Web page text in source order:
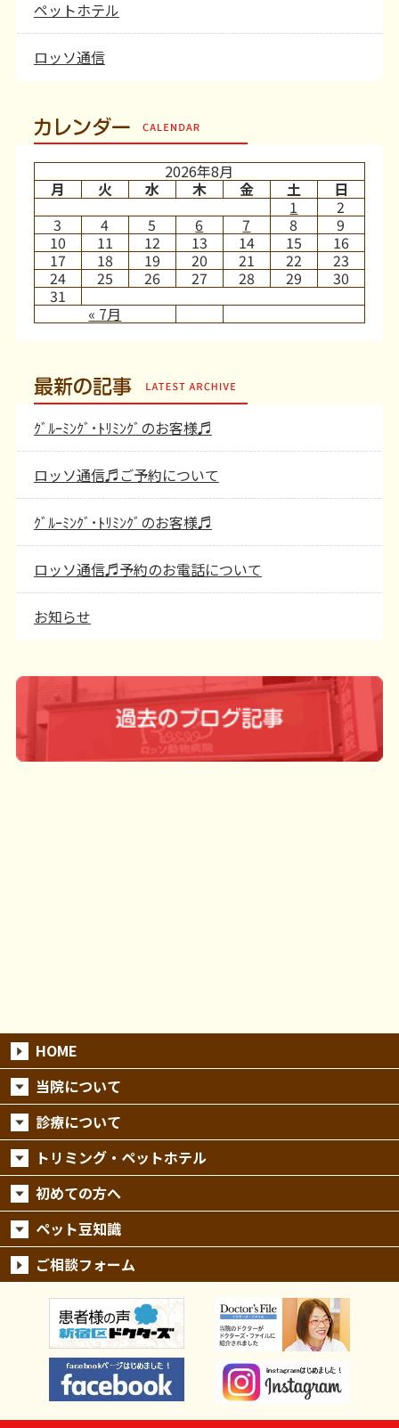
ペットホテル
ロッソ通信
カレンダー
2026年8月
月
火 水 木 金 土 日
« 7月
1
2
3
4 5 6 7 8
9
10
11 12 13 14 15
16
17
18 19 20 21 22
23
24
25 26 27 28 29
30
31
最新の記事
ｸﾞﾙｰﾐﾝｸﾞ･ﾄﾘﾐﾝｸﾞのお客様♬
ロッソ通信♬ご予約について
ｸﾞﾙｰﾐﾝｸﾞ･ﾄﾘﾐﾝｸﾞのお客様♬
ロッソ通信♬予約のお電話について
お知らせ
HOME
当院について
診療について
トリミング・ペットホテル
初めての方へ
ペット豆知識
ご相談フォーム